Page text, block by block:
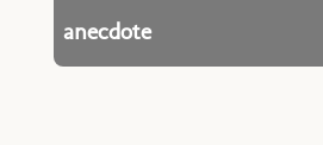
anecdote